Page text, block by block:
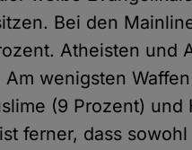
Bei den
Atheisten und
wenigsten
(9 Prozent)
ferner, dass